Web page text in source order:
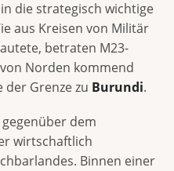
die strategisch wichtige
aus Kreisen von Militär
betraten M23-
Norden kommend
Grenze zu Burundi.
dem
wirtschaftlich
Binnen einer